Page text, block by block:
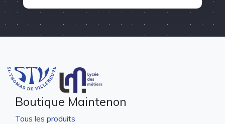
Boutique Maintenon
Tous les produits